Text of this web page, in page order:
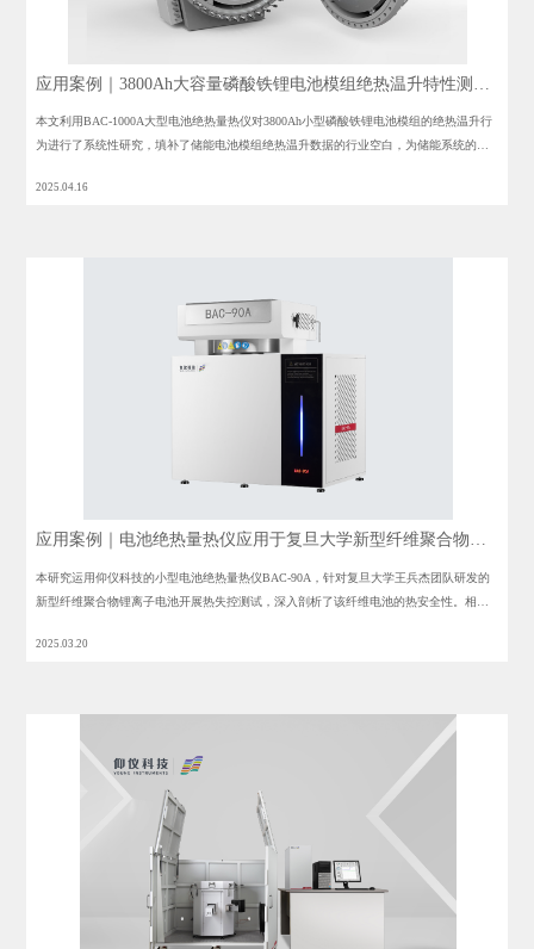
应用案例｜3800Ah大容量磷酸铁锂电池模组绝热温升特性测试
本文利用BAC-1000A大型电池绝热量热仪对3800Ah小型磷酸铁锂电池模组的绝热温升行
为进行了系统性研究，填补了储能电池模组绝热温升数据的行业空白，为储能系统的热
2025.04.16
应用案例｜电池绝热量热仪应用于复旦大学新型纤维聚合物锂
本研究运用仰仪科技的小型电池绝热量热仪BAC-90A，针对复旦大学王兵杰团队研发的
新型纤维聚合物锂离子电池开展热失控测试，深入剖析了该纤维电池的热安全性。相关
于《Angewandte Chemie》期刊，为该电池在智能可穿戴设备等领域的应用夯实了理论基
2025.03.20